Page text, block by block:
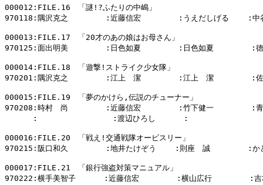
000012:FILE.16　「謎!?ふたりの中嶋」
970118:隅沢克之        :近藤信宏        :うえだしげる    :中
000013:FILE.17　「20才のあの娘はお母さん」
970125:面出明美        :日色如夏        :日色如夏        :徳
000014:FILE.18　「遊撃!ストライク少女隊」
970201:隅沢克之        :江上　潔        :江上　潔        :佐
000015:FILE.19　「夢のかけら,伝説のチューナー」
970208:時村　尚        :近藤信宏        :竹下健一        :青
:                :渡辺ひろし      :
000016:FILE.20　「戦え!交通戦隊オービスリー」
970215:阪口和久        :地井たけぞう    :則座　誠        :かど
000017:FILE.21　「銀行強盗対策マニュアル」
970222:横手美智子      :近藤信宏        :横山広行        :吉